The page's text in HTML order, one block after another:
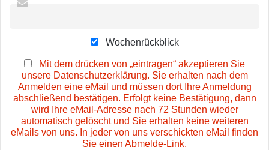
Wochenrückblick
Mit dem drücken von „eintragen“ akzeptieren Sie
unsere Datenschutzerklärung. Sie erhalten nach dem
Anmelden eine eMail und müssen dort Ihre Anmeldung
abschließend bestätigen. Erfolgt keine Bestätigung, dann
wird Ihre eMail-Adresse nach 72 Stunden wieder
automatisch gelöscht und Sie erhalten keine weiteren
eMails von uns. In jeder von uns verschickten eMail finden
Sie einen Abmelde-Link.